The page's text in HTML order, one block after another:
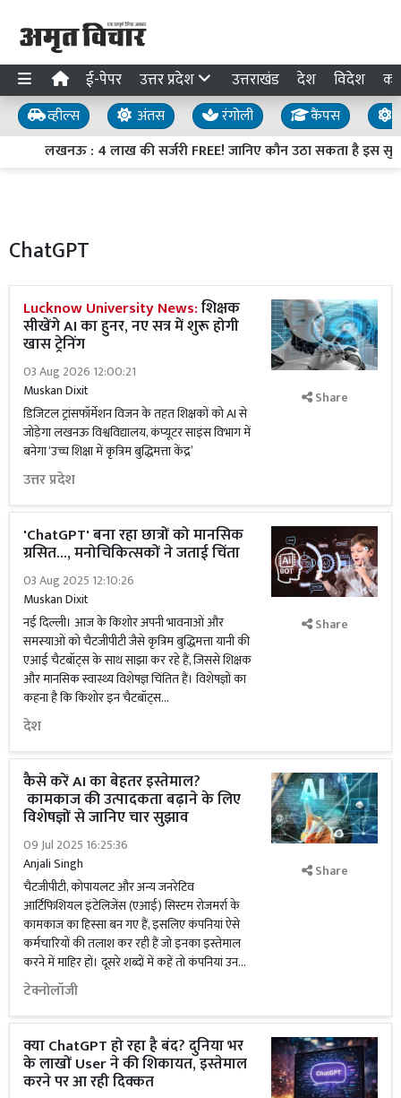
ई-पेपर उत्तर प्रदेश उत्तराखंड देश विदेश
व्हील्स अंतस रंगोली कैंपस
लखनऊ : 4 लाख की सर्जरी FREE! जानिए कौन उठा सकता है इस
ChatGPT
Lucknow University News:शिक्षक
सीखेंगे AI का हुनर, नए सत्र में शुरू होगी
खास ट्रेनिंग
03 Aug 2026 12:00:21
Muskan Dixit
डिजिटल ट्रांसफॉर्मेशन विजन के तहत शिक्षकों को AI से
जोड़ेगा लखनऊ विश्वविद्यालय, कंप्यूटर साइंस विभाग में
बनेगा ‘उच्च शिक्षा में कृत्रिम बुद्धिमत्ता केंद्र’
उत्तर प्रदेश
Share
'ChatGPT' बना रहा छात्रों को मानसिक
ग्रसित..., मनोचिकित्सकों ने जताई चिंता
03 Aug 2025 12:10:26
Muskan Dixit
नई दिल्ली। आज के किशोर अपनी भावनाओं और
समस्याओं को चैटजीपीटी जैसे कृत्रिम बुद्धिमत्ता यानी की
एआई चैटबॉट्स के साथ साझा कर रहे हैं, जिससे शिक्षक
और मानसिक स्वास्थ्य विशेषज्ञ चिंतित हैं। विशेषज्ञों का
कहना है कि किशोर इन चैटबॉट्स...
देश
Share
कैसे करें AI का बेहतर इस्तेमाल?
कामकाज की उत्पादकता बढ़ाने के लिए
विशेषज्ञों से जानिए चार सुझाव
09 Jul 2025 16:25:36
Anjali Singh
चैटजीपीटी, कोपायलट और अन्य जनरेटिव
आर्टिफिशियल इंटेलिजेंस (एआई) सिस्टम रोजमर्रा के
कामकाज का हिस्सा बन गए हैं, इसलिए कंपनियां ऐसे
कर्मचारियों की तलाश कर रही हैं जो इनका इस्तेमाल
करने में माहिर हों। दूसरे शब्दों में कहें तो कंपनियां उन...
टेक्नोलॉजी
Share
क्या ChatGPT हो रहा है बंद? दुनिया भर
के लाखों User ने की शिकायत, इस्तेमाल
करने पर आ रही दिक्कत